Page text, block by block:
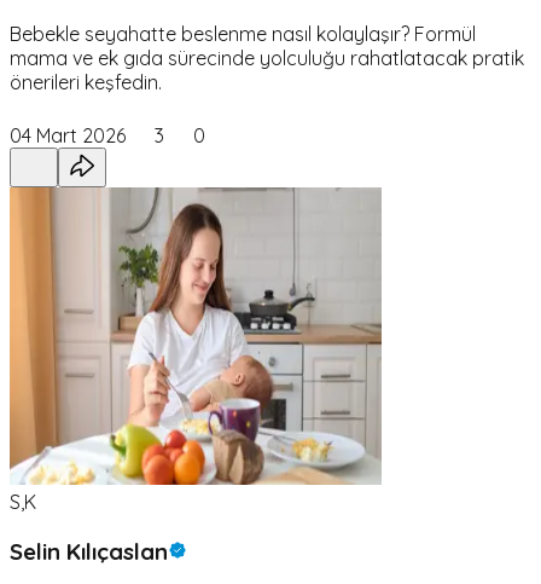
Bebekle seyahatte beslenme nasıl kolaylaşır? Formül
mama ve ek gıda sürecinde yolculuğu rahatlatacak pratik
önerileri keşfedin.
04 Mart 2026 3 0
S,K
Selin Kılıçaslan